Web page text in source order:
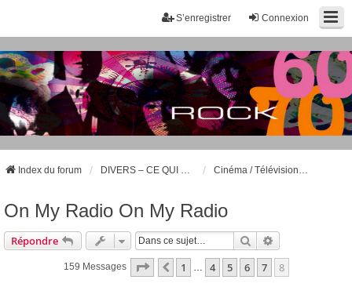
Connexion
S’enregistrer
Index du forum
On My Radio On My Radio
Répondre Rechercher
159 Messages Page Sur
Précédente
1 4 5 6 7 8